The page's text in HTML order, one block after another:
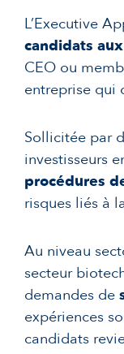
L’Executive
candidats
CEO ou
entreprise qui
Sollicitée par
investisseurs
procédures
risques liés à
Au niveau
secteur
demandes de
expériences
candidats